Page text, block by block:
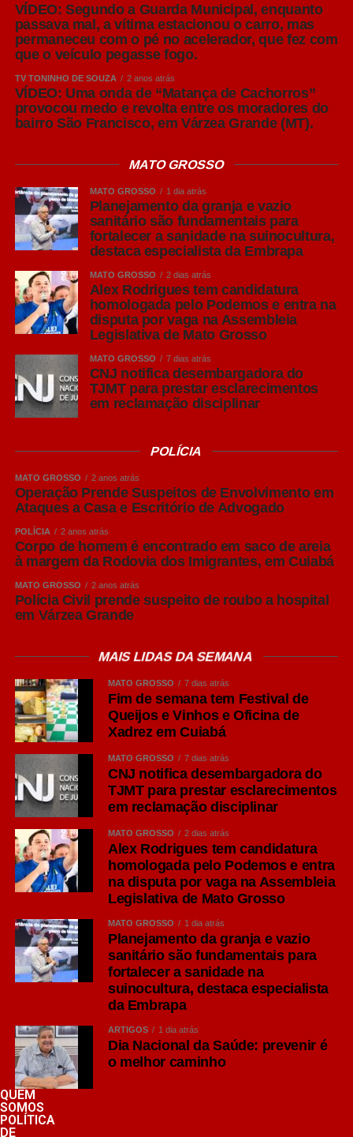
imediatamente. Mas, mesmo em estruturas existentes, o
produtor pode organizar os animais em lotes, manter
grupos da mesma idade nas mesmas salas e realizar o
contribuem muito para preservar a sanidade do rebanho”,
concluiu o especialista.
presos e autuados em flagrante por
Para o presidente da Acrismat, Frederico Tannure Filho,
levar especialistas da Embrapa ao simpósio reforça o
compromisso da entidade com a difusão de
conhecimento técnico que contribua para o fortalecimento
da suinocultura mato-grossense.
“A sanidade é um dos maiores patrimônios da
suinocultura brasileira e precisa ser preservada
diariamente dentro das granjas. Trazer esse debate para
o Simpósio permite que nossos produtores tenham
acesso às melhores práticas e entendam que, muitas
vezes, melhorias no manejo, no planejamento da
produção em lotes e no cumprimento do vazio sanitário
geram ganhos expressivos em produtividade e
competitividade. A Acrismat trabalha justamente para
aproximar o produtor dessas informações e fortalecer
cada vez mais a cadeia produtiva em Mato Grosso”,
afirmou Frederico Tannure Filho.
COMENTE ABAIXO:
Twitter
Messenger
LinkedIn
VÍDEO: Segundo a Guarda Municipal, enquanto
passava mal, a vítima estacionou o carro, mas
permaneceu com o pé no acelerador, que fez com
que o veículo pegasse fogo.
TV TONINHO DE SOUZA 2 anos atrás
VÍDEO: Uma onda de “Matança de Cachorros”
provocou medo e revolta entre os moradores do
bairro São Francisco, em Várzea Grande (MT).
MATO GROSSO
MATO GROSSO 1 dia atrás
Planejamento da granja e vazio
sanitário são fundamentais para
fortalecer a sanidade na suinocultura,
destaca especialista da Embrapa
MATO GROSSO 2 dias atrás
Alex Rodrigues tem candidatura
homologada pelo Podemos e entra na
disputa por vaga na Assembleia
Legislativa de Mato Grosso
MATO GROSSO 7 dias atrás
CNJ notifica desembargadora do
TJMT para prestar esclarecimentos
em reclamação disciplinar
POLÍCIA
MATO GROSSO 2 anos atrás
Operação Prende Suspeitos de Envolvimento em
Ataques a Casa e Escritório de Advogado
POLÍCIA 2 anos atrás
Corpo de homem é encontrado em saco de areia
à margem da Rodovia dos Imigrantes, em Cuiabá
MATO GROSSO 2 anos atrás
Polícia Civil prende suspeito de roubo a hospital
em Várzea Grande
MAIS LIDAS DA SEMANA
MATO GROSSO 7 dias atrás
Fim de semana tem Festival de
Queijos e Vinhos e Oficina de
Xadrez em Cuiabá
MATO GROSSO 7 dias atrás
CNJ notifica desembargadora do
TJMT para prestar esclarecimentos
em reclamação disciplinar
MATO GROSSO 2 dias atrás
Alex Rodrigues tem candidatura
homologada pelo Podemos e entra
na disputa por vaga na Assembleia
Legislativa de Mato Grosso
MATO GROSSO 1 dia atrás
Planejamento da granja e vazio
sanitário são fundamentais para
fortalecer a sanidade na
suinocultura, destaca especialista
da Embrapa
ARTIGOS 1 dia atrás
Dia Nacional da Saúde: prevenir é
o melhor caminho
QUEM
SOMOS
POLÍTICA
DE